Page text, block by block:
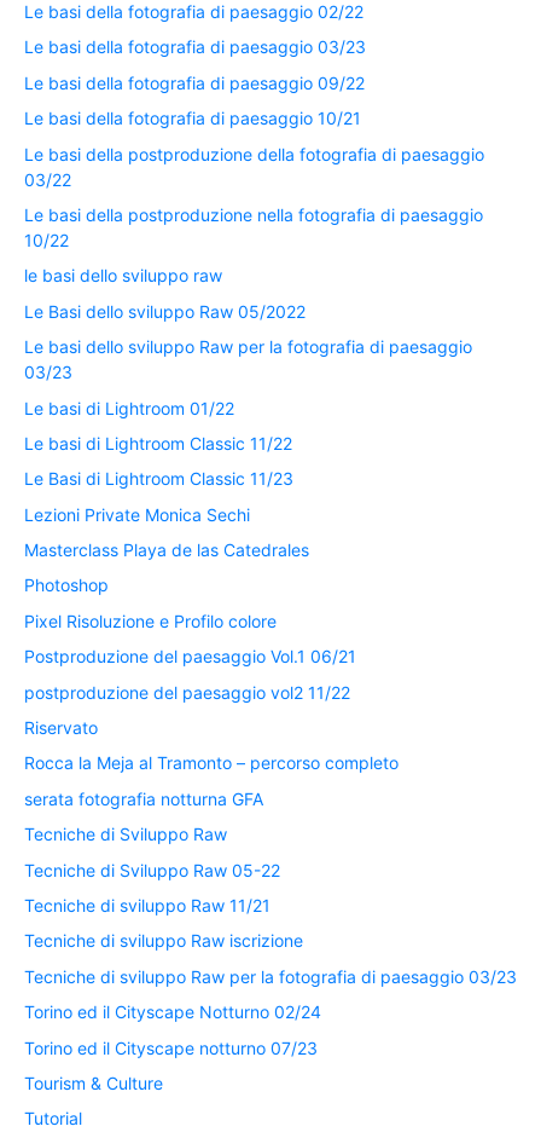
Le basi della fotografia di paesaggio 02/22
Le basi della fotografia di paesaggio 03/23
Le basi della fotografia di paesaggio 09/22
Le basi della fotografia di paesaggio 10/21
Le basi della postproduzione della fotografia di paesaggio
03/22
Le basi della postproduzione nella fotografia di paesaggio
10/22
le basi dello sviluppo raw
Le Basi dello sviluppo Raw 05/2022
Le basi dello sviluppo Raw per la fotografia di paesaggio
03/23
Le basi di Lightroom 01/22
Le basi di Lightroom Classic 11/22
Le Basi di Lightroom Classic 11/23
Lezioni Private Monica Sechi
Masterclass Playa de las Catedrales
Photoshop
Pixel Risoluzione e Profilo colore
Postproduzione del paesaggio Vol.1 06/21
postproduzione del paesaggio vol2 11/22
Riservato
Rocca la Meja al Tramonto – percorso completo
serata fotografia notturna GFA
Tecniche di Sviluppo Raw
Tecniche di Sviluppo Raw 05-22
Tecniche di sviluppo Raw 11/21
Tecniche di sviluppo Raw iscrizione
Tecniche di sviluppo Raw per la fotografia di paesaggio 03/23
Torino ed il Cityscape Notturno 02/24
Torino ed il Cityscape notturno 07/23
Tourism & Culture
Tutorial